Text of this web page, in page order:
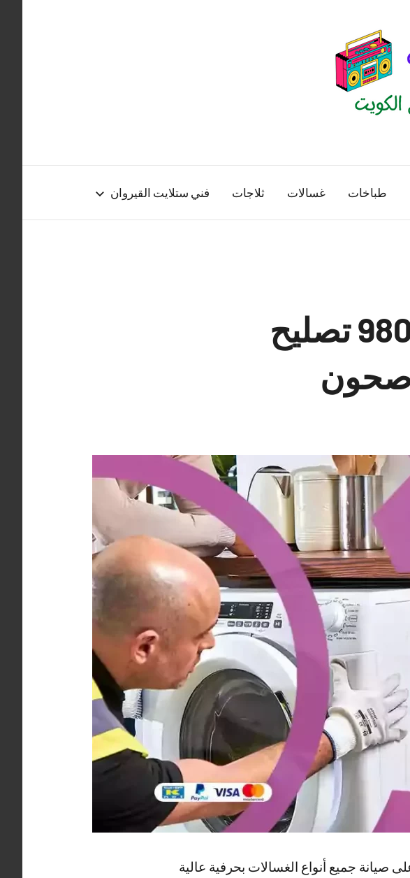
طباخات غسالات ثلاجات فني ستلايت القيروان
فني غسالات القرين 98025055 تصليح
صحون
جميع أنواع الغسالات بحرفية عالية